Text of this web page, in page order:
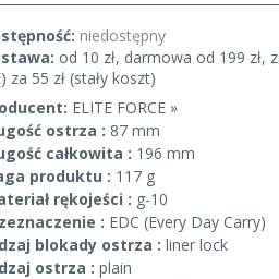
niedostępny
od 10 zł, darmowa od 199 zł,
za 55 zł (stały koszt)
ELITE FORCE »
ostrza : 87 mm
całkowita : 196 mm
produktu : 117 g
rękojeści : g-10
: EDC (Every Day Carry)
blokady ostrza : liner lock
ostrza : plain